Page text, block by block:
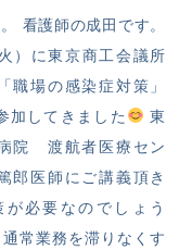
看護師の成田です。
）に東京商工会議所
職場の感染症対策」
加してきました
東
院 渡航者医療セン
郎医師にご講義頂き
必要なのでしょう
常業務を滞りなくす